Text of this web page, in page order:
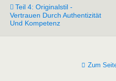
Teil 4: Originalstil -
Vertrauen Durch Authentizität
Und Kompetenz
Zum